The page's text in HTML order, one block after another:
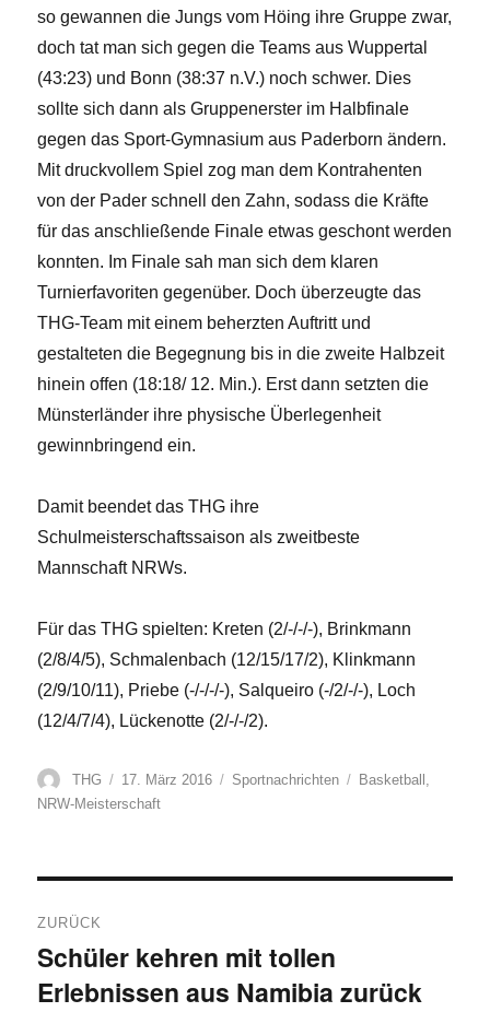
so gewannen die Jungs vom Höing ihre Gruppe zwar,
doch tat man sich gegen die Teams aus Wuppertal
(43:23) und Bonn (38:37 n.V.) noch schwer. Dies
sollte sich dann als Gruppenerster im Halbfinale
gegen das Sport-Gymnasium aus Paderborn ändern.
Mit druckvollem Spiel zog man dem Kontrahenten
von der Pader schnell den Zahn, sodass die Kräfte
für das anschließende Finale etwas geschont werden
konnten. Im Finale sah man sich dem klaren
Turnierfavoriten gegenüber. Doch überzeugte das
THG-Team mit einem beherzten Auftritt und
gestalteten die Begegnung bis in die zweite Halbzeit
hinein offen (18:18/ 12. Min.). Erst dann setzten die
Münsterländer ihre physische Überlegenheit
gewinnbringend ein.
Damit beendet das THG ihre
Schulmeisterschaftssaison als zweitbeste
Mannschaft NRWs.
Für das THG spielten: Kreten (2/-/-/-), Brinkmann
(2/8/4/5), Schmalenbach (12/15/17/2), Klinkmann
(2/9/10/11), Priebe (-/-/-/-), Salqueiro (-/2/-/-), Loch
(12/4/7/4), Lückenotte (2/-/-/2).
Autor
THG
Veröffentlicht
am
17. März 2016 Kategorien
Sportnachrichten Schlagwörter
Basketball ,
NRW-Meisterschaft
ZURÜCK
Vorheriger
Beitrag:
Schüler kehren mit tollen
Erlebnissen aus Namibia zurück